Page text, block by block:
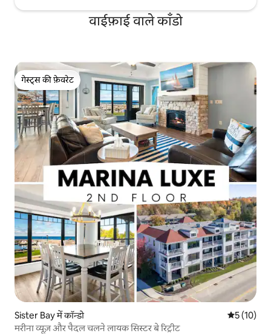
वाईफ़ाई वाले काँडो
गेस्ट्स की फ़ेवरेट
गेस्ट्स की फ़ेवरेट
Sister Bay में कॉन्डो औसत रेटिंग
5 (10)
मरीना व्यूज़ और पैदल चलने लायक सिस्टर बे रिट्रीट